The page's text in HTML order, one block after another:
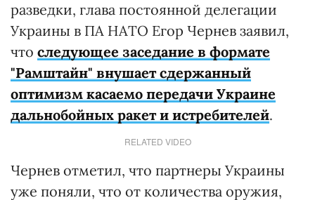
разведки, глава постоянной делегации
Украины в ПА НАТО Егор Чернев заявил,
что следующее заседание в формате
"Рамштайн" внушает сдержанный
оптимизм касаемо передачи Украине
дальнобойных ракет и истребителей.
RELATED VIDEO
Чернев отметил, что партнеры Украины
уже поняли, что от количества оружия,